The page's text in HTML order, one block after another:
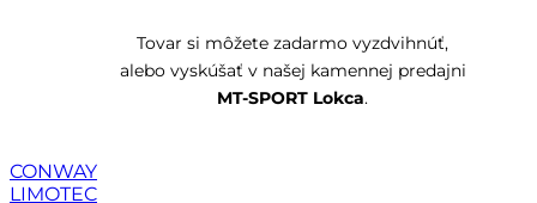
Tovar si môžete zadarmo vyzdvihnúť,
alebo vyskúšať v našej kamennej predajni
MT-SPORT Lokca.
CONWAY
LIMOTEC